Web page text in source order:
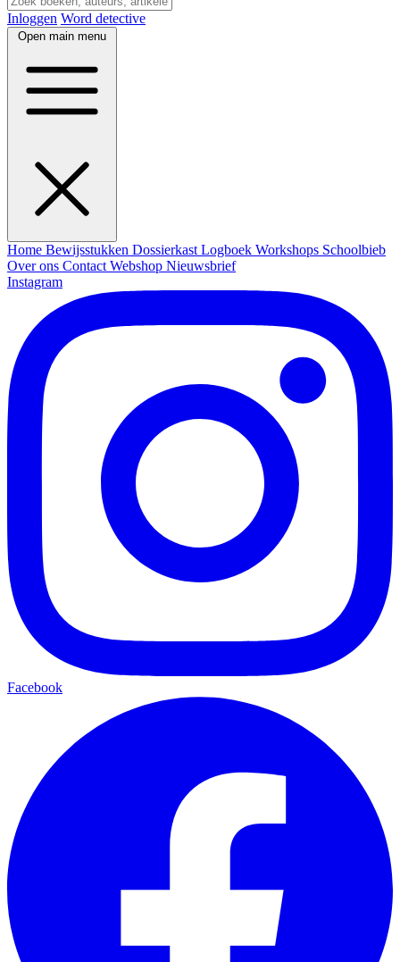
Inloggen Word detective
Open main menu
Home Bewijsstukken Dossierkast Logboek Workshops Schoolbieb
Over ons Contact Webshop Nieuwsbrief
Instagram
Facebook